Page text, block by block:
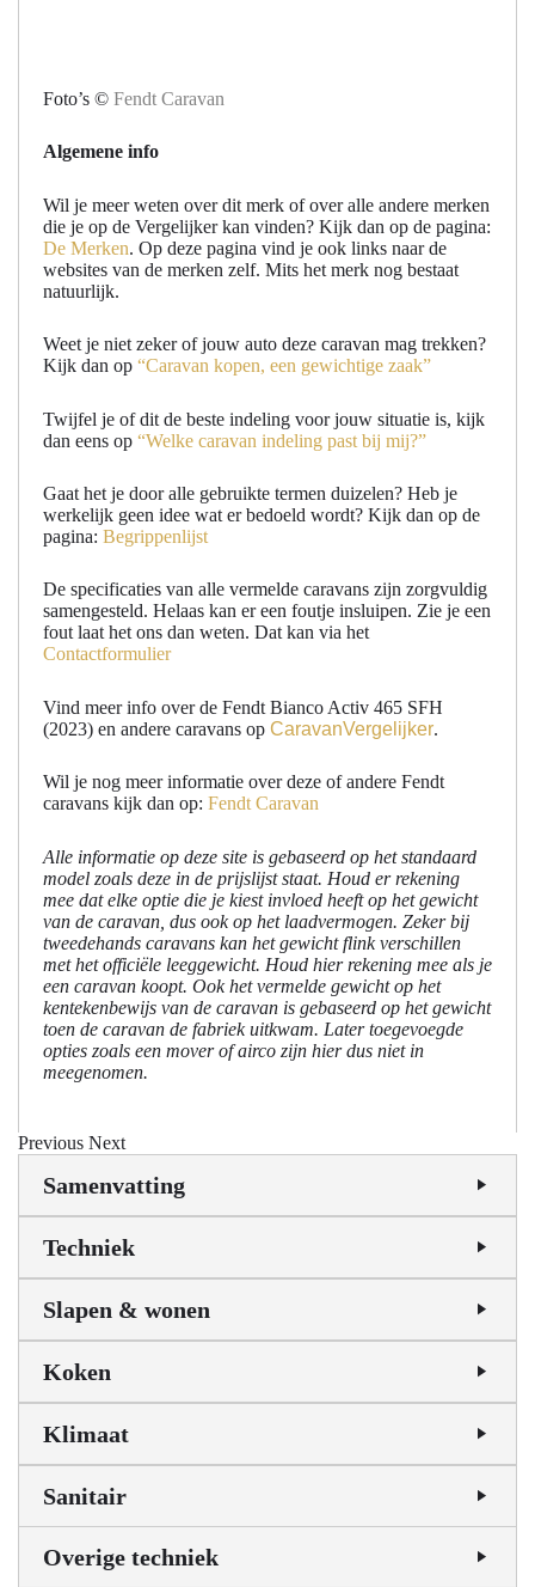
Foto’s © Fendt Caravan
Algemene info
Wil je meer weten over dit merk of over alle andere merken
die je op de Vergelijker kan vinden? Kijk dan op de pagina:
De Merken. Op deze pagina vind je ook links naar de
websites van de merken zelf. Mits het merk nog bestaat
natuurlijk.
Weet je niet zeker of jouw auto deze caravan mag trekken?
Kijk dan op “Caravan kopen, een gewichtige zaak”
Twijfel je of dit de beste indeling voor jouw situatie is, kijk
dan eens op “Welke caravan indeling past bij mij?”
Gaat het je door alle gebruikte termen duizelen? Heb je
werkelijk geen idee wat er bedoeld wordt? Kijk dan op de
pagina: Begrippenlijst
De specificaties van alle vermelde caravans zijn zorgvuldig
samengesteld. Helaas kan er een foutje insluipen. Zie je een
fout laat het ons dan weten. Dat kan via het
Contactformulier
Vind meer info over de Fendt Bianco Activ 465 SFH
(2023) en andere caravans op CaravanVergelijker.
Wil je nog meer informatie over deze of andere Fendt
caravans kijk dan op: Fendt Caravan
Alle informatie op deze site is gebaseerd op het standaard
model zoals deze in de prijslijst staat. Houd er rekening
mee dat elke optie die je kiest invloed heeft op het gewicht
van de caravan, dus ook op het laadvermogen. Zeker bij
tweedehands caravans kan het gewicht flink verschillen
met het officiële leeggewicht. Houd hier rekening mee als je
een caravan koopt. Ook het vermelde gewicht op het
kentekenbewijs van de caravan is gebaseerd op het gewicht
toen de caravan de fabriek uitkwam. Later toegevoegde
opties zoals een mover of airco zijn hier dus niet in
meegenomen.
Previous Next
Samenvatting
Techniek
Slapen & wonen
Koken
Klimaat
Sanitair
Overige techniek